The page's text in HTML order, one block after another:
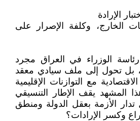
الإرادة
الخارج، وكلفة الإصرار على
الوزراء في العراق مجرد
بل تحول إلى ملف سيادي معقد
مع التوازنات الإقليمية
المشهد يقف الإطار التنسيقي
الأزمة بعقل الدولة ومنطق
وكسر الإرادات؟